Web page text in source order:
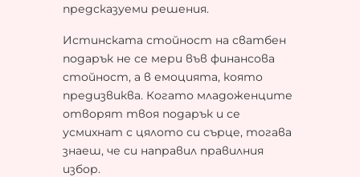
предсказуеми решения.
Истинската стойност на сватбен
подарък не се мери във финансова
стойност, а в емоцията, която
предизвиква. Когато младоженците
отворят твоя подарък и се
усмихнат с цялото си сърце, тогава
знаеш, че си направил правилния
избор.